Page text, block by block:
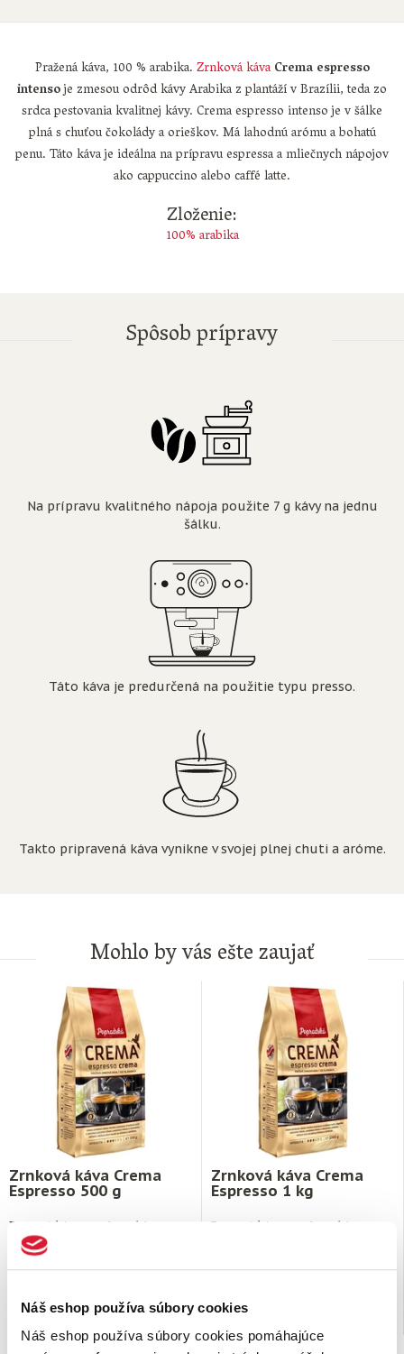
Náš eshop používa súbory cookies
Náš eshop používa súbory cookies pomáhajúce
Pražená káva, 100 % arabika.Zrnková káva Crema espresso
intensoje zmesou odrôd kávy Arabika z plantáží v Brazílii, teda zo
srdca pestovania kvalitnej kávy. Crema espresso intenso je v šálke
plná s chuťou čokolády a orieškov. Má lahodnú arómu a bohatú
penu. Táto káva je ideálna na prípravu espressa a mliečnych nápojov
ako cappuccino alebo caffé latte.
Zloženie:
100% arabika
Spôsob prípravy
Na prípravu kvalitného nápoja použite 7 g kávy na jednu
šálku.
Táto káva je predurčená na použitie typu presso.
Takto pripravená káva vynikne v svojej plnej chuti a aróme.
Mohlo by vás ešte zaujať
Zrnková káva Crema
Espresso 500 g
Pražená káva, 100% arabica.
Crema espresso
výberových odrôd kávy Arabika
11,49 €
Zrnková káva Crema
Espresso 1 kg
Pražená káva, 100% arabica.
výberových odrôd kávy Arabika
21,